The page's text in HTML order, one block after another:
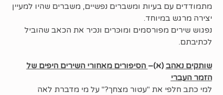
מתמודדים עם בעיות ומשברים נפשיים, משברים שהיו למעיין
יצירה מרגש במיוחד.
נפגוש שירים מפורסמים ומוּכּרים ונכיר את הכאב שהוביל
לכתיבתם.
שותקים נאהב (א)– הסיפורים מאחורי השירים היפים של
הזמר העברי
למי כתב חלפי את "עטור מצחך?" על מי מדברת לאה